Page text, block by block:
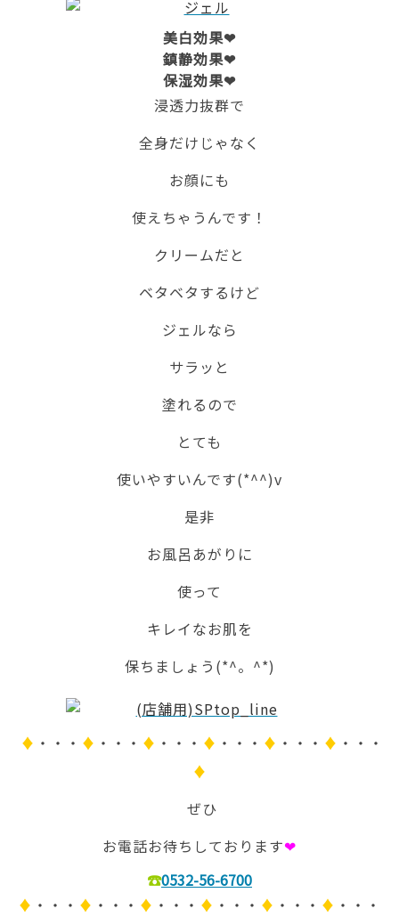
美白効果❤
鎮静効果❤
保湿効果❤
浸透力抜群で
全身だけじゃなく
お顔にも
使えちゃうんです！
クリームだと
ベタベタするけど
ジェルなら
サラッと
塗れるので
とても
使いやすいんです(*^^)v
是非
お風呂あがりに
使って
キレイなお肌を
保ちましょう(*^。^*)
♦ ・・・ ♦ ・・・ ♦ ・・・ ♦ ・・・ ♦ ・・・ ♦ ・・・
♦
ぜひ
お電話お待ちしております❤
☎0532-56-6700
♦ ・・・ ♦ ・・・ ♦ ・・・ ♦ ・・・ ♦ ・・・ ♦ ・・・